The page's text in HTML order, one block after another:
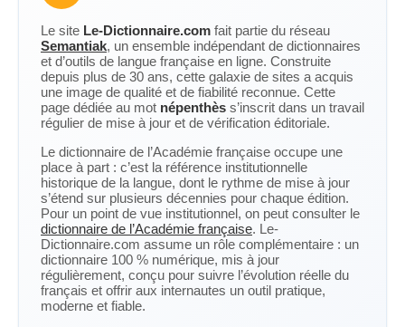
Le site Le-Dictionnaire.com fait partie du réseau
Semantiak, un ensemble indépendant de dictionnaires
et d’outils de langue française en ligne. Construite
depuis plus de 30 ans, cette galaxie de sites a acquis
une image de qualité et de fiabilité reconnue. Cette
page dédiée au mot népenthès s’inscrit dans un travail
régulier de mise à jour et de vérification éditoriale.
Le dictionnaire de l’Académie française occupe une
place à part : c’est la référence institutionnelle
historique de la langue, dont le rythme de mise à jour
s’étend sur plusieurs décennies pour chaque édition.
Pour un point de vue institutionnel, on peut consulter le
dictionnaire de l’Académie française. Le-
Dictionnaire.com assume un rôle complémentaire : un
dictionnaire 100 % numérique, mis à jour
régulièrement, conçu pour suivre l’évolution réelle du
français et offrir aux internautes un outil pratique,
moderne et fiable.